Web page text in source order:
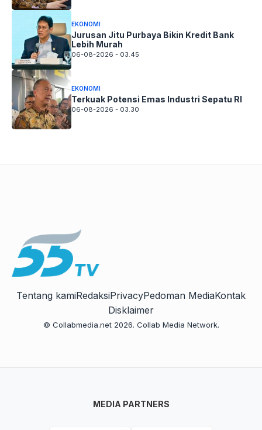
EKONOMI
Jurusan Jitu Purbaya Bikin Kredit Bank
Lebih Murah
06-08-2026 - 03.45
EKONOMI
Terkuak Potensi Emas Industri Sepatu RI
06-08-2026 - 03.30
Tentang kamiRedaksiPrivacyPedoman MediaKontak
Disklaimer
© Collabmedia.net 2026. Collab Media Network.
MEDIA PARTNERS